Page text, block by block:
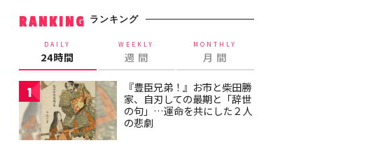
RANKING ランキング
DAILY
24時間
WEEKLY
週 間
MONTHLY
月 間
1
『豊臣兄弟！』お市と柴田勝
家、自刃しての最期と「辞世
の句」…運命を共にした２人
の悲劇